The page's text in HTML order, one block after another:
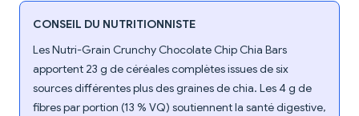
CONSEIL DU NUTRITIONNISTE
Les Nutri-Grain Crunchy Chocolate Chip Chia Bars
apportent 23 g de céréales complètes issues de six
sources différentes plus des graines de chia. Les 4 g de
fibres par portion (13 % VQ) soutiennent la santé digestive,